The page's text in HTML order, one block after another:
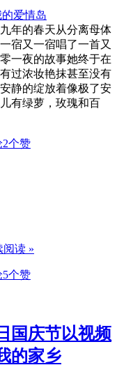
年的春天从分离母体
宿又一宿唱了一首又
一夜的故事她终于在
过浓妆艳抹甚至没有
静的绽放着像极了安
有绿萝，玫瑰和百
2个赞
阅读 »
5个赞
国庆节以视频
的家乡